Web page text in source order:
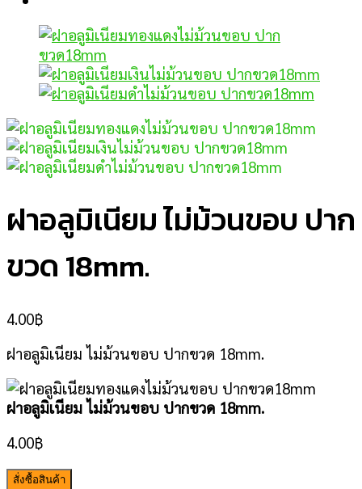
ฝาอลูมิเนียม ไม่ม้วนขอบ ปาก
ขวด 18mm.
4.00฿
ฝาอลูมิเนียม ไม่ม้วนขอบ ปากขวด 18mm.
ฝาอลูมิเนียม ไม่ม้วนขอบ ปากขวด 18mm.
4.00฿
สั่งซื้อสินค้า